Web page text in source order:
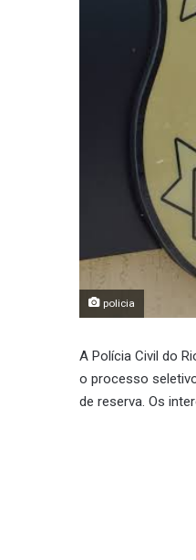
policia
A Polícia Civil do
o processo
de reserva. Os